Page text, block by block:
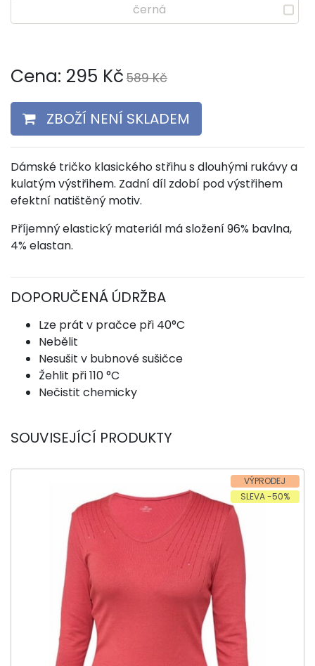
černá
Cena: 295 Kč 589 Kč
ZBOŽÍ NENÍ SKLADEM
Dámské tričko klasického střihu s dlouhými rukávy a
kulatým výstřihem. Zadní díl zdobí pod výstřihem
efektní natištěný motiv.
Příjemný elastický materiál má složení 96% bavlna,
4% elastan.
DOPORUČENÁ ÚDRŽBA
Lze prát v pračce při 40°C
Nebělit
Nesušit v bubnové sušičce
Žehlit při 110 °C
Nečistit chemicky
SOUVISEJÍCÍ PRODUKTY
VÝPRODEJ
SLEVA -50%